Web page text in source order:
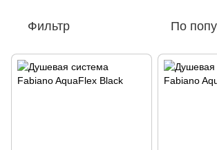
Фильтр По